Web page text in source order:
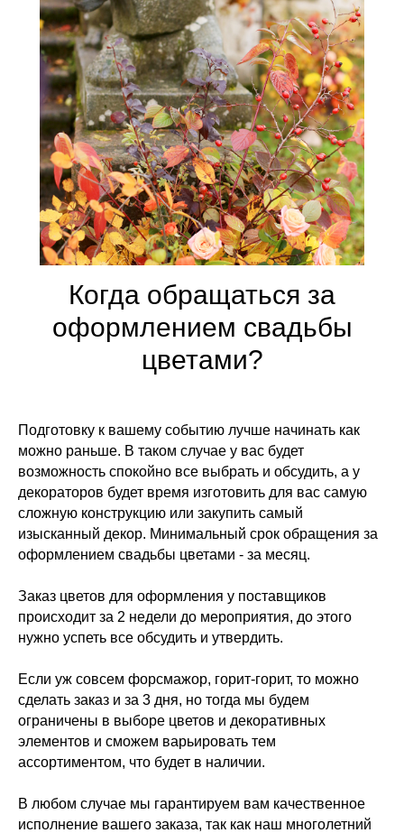
Когда обращаться за
оформлением свадьбы
цветами?
Подготовку к вашему событию лучше начинать как
можно раньше. В таком случае у вас будет
возможность спокойно все выбрать и обсудить, а у
декораторов будет время изготовить для вас самую
сложную конструкцию или закупить самый
изысканный декор. Минимальный срок обращения за
оформлением свадьбы цветами - за месяц.
Заказ цветов для оформления у поставщиков
происходит за 2 недели до мероприятия, до этого
нужно успеть все обсудить и утвердить.
Если уж совсем форсмажор, горит-горит, то можно
сделать заказ и за 3 дня, но тогда мы будем
ограничены в выборе цветов и декоративных
элементов и сможем варьировать тем
ассортиментом, что будет в наличии.
В любом случае мы гарантируем вам качественное
исполнение вашего заказа, так как наш многолетний